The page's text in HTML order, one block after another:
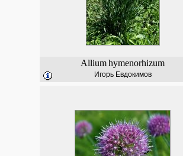
Alliumhymenorhizum
Игорь Евдокимов